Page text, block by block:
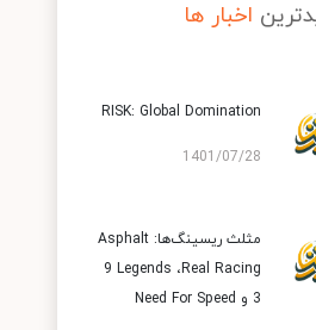
اخبار ها
RISK: Global Domination
1401/07/28
مثلث ریسینگ‌ها: Asphalt
9 Legends ،Real Racing
3 و Need For Speed